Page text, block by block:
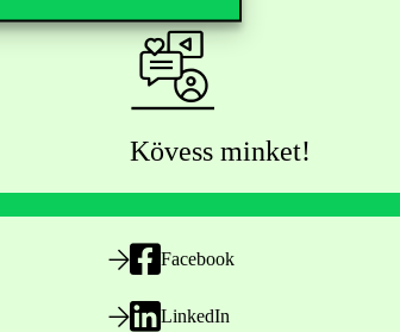
Kövess minket!
Facebook
LinkedIn